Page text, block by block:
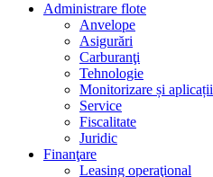
Administrare flote
Anvelope
Asigurări
Carburanţi
Tehnologie
Monitorizare și aplicații
Service
Fiscalitate
Juridic
Finanţare
Leasing operaţional